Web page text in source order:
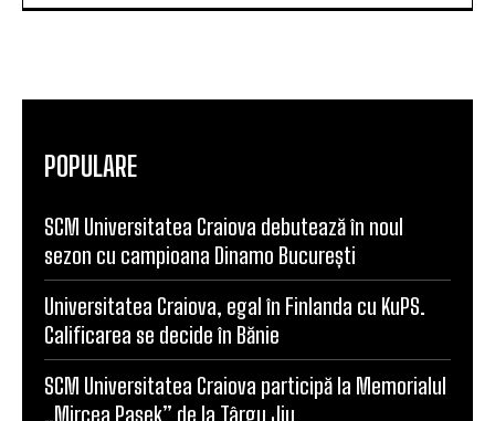
POPULARE
SCM Universitatea Craiova debutează în noul
sezon cu campioana Dinamo București
Universitatea Craiova, egal în Finlanda cu KuPS.
Calificarea se decide în Bănie
SCM Universitatea Craiova participă la Memorialul
„Mircea Pașek” de la Târgu Jiu